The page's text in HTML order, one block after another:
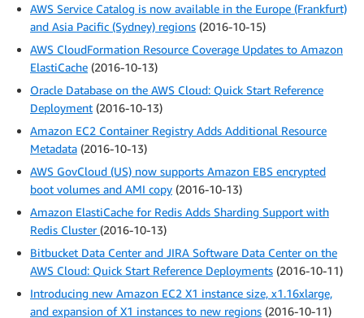
AWS Service Catalog is now available in the Europe (Frankfurt)
and Asia Pacific (Sydney) regions (2016-10-15)
AWS CloudFormation Resource Coverage Updates to Amazon
ElastiCache (2016-10-13)
Oracle Database on the AWS Cloud: Quick Start Reference
Deployment (2016-10-13)
Amazon EC2 Container Registry Adds Additional Resource
Metadata (2016-10-13)
AWS GovCloud (US) now supports Amazon EBS encrypted
boot volumes and AMI copy (2016-10-13)
Amazon ElastiCache for Redis Adds Sharding Support with
Redis Cluster(2016-10-13)
Bitbucket Data Center and JIRA Software Data Center on the
AWS Cloud: Quick Start Reference Deployments (2016-10-11)
Introducing new Amazon EC2 X1 instance size, x1.16xlarge,
and expansion of X1 instances to new regions (2016-10-11)